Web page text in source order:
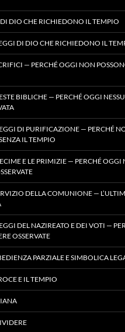
DIO CHE RICHIEDONO IL TEMPIO
DI DIO CHE RICHIEDONO IL
— PERCHÉ OGGI NON
BIBLICHE — PERCHÉ OGGI
DI PURIFICAZIONE — PERCHÉ
IL TEMPIO
E LE PRIMIZIE — PERCHÉ OGGI
DELLA COMUNIONE —
DEL NAZIREATO E DEI VOTI —
OSSERVATE
PARZIALE E SIMBOLICA
E IL TEMPIO